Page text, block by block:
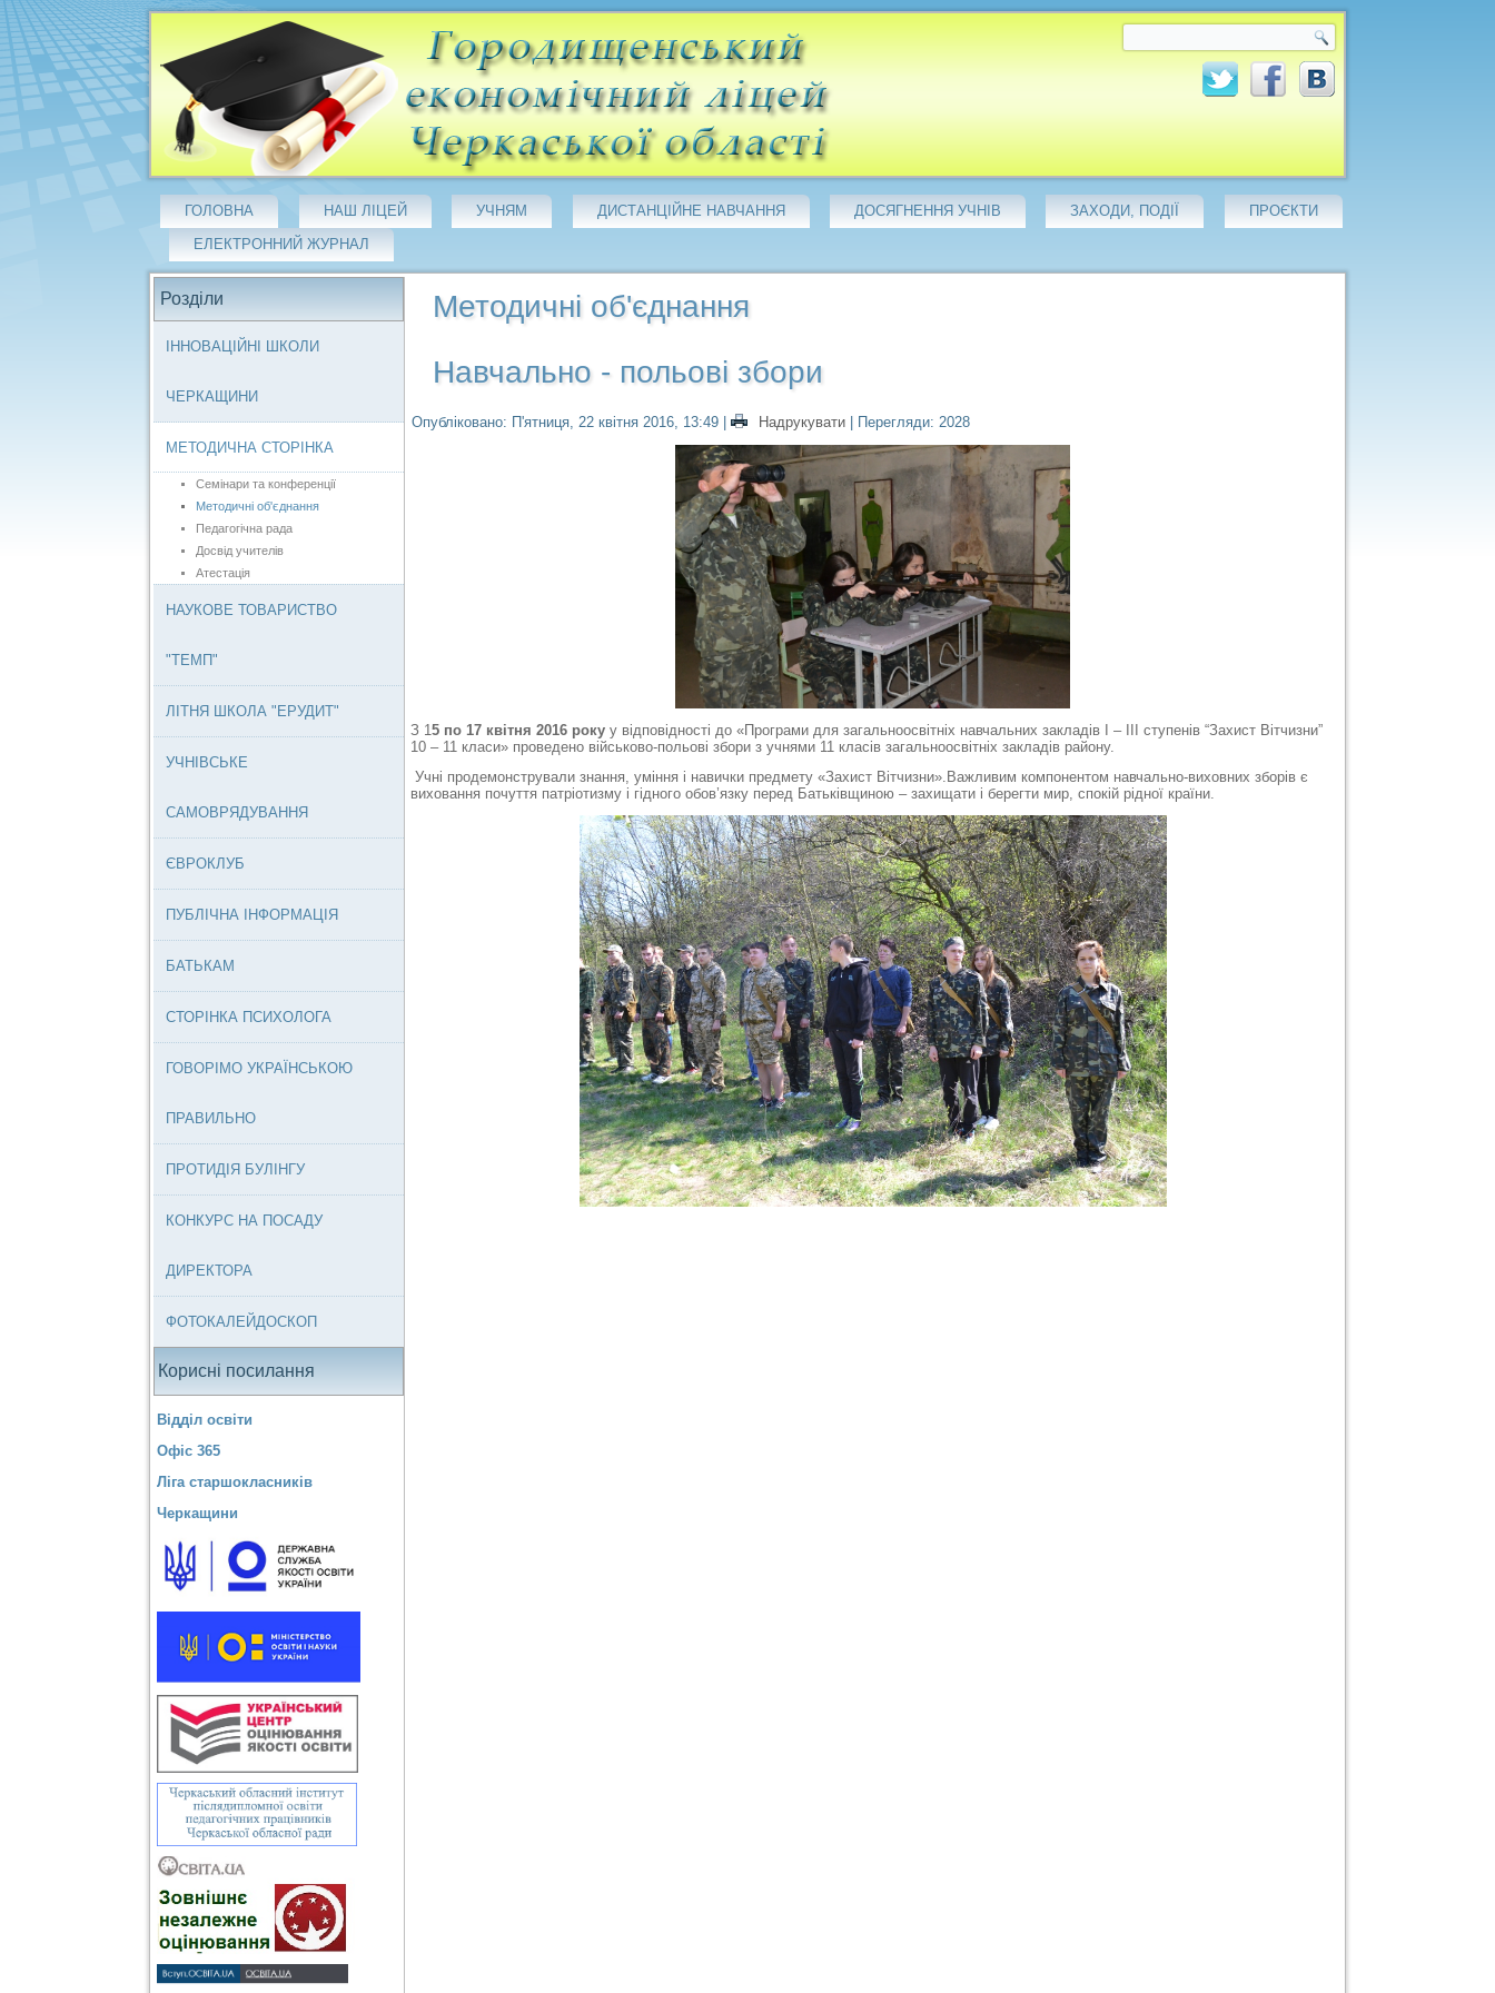
ГОЛОВНА НАШ ЛІЦЕЙ УЧНЯМ ДИСТАНЦІЙНЕ НАВЧАННЯ ДОСЯГНЕННЯ УЧНІВ ЗАХОДИ, ПОДІЇ
ПРОЄКТИ
ЕЛЕКТРОННИЙ ЖУРНАЛ
Розділи
ІННОВАЦІЙНІ ШКОЛИ
ЧЕРКАЩИНИ
МЕТОДИЧНА СТОРІНКА
Семінари та конференції
Методичні об'єднання
Педагогічна рада
Досвід учителів
Атестація
НАУКОВЕ ТОВАРИСТВО
"ТЕМП"
ЛІТНЯ ШКОЛА "ЕРУДИТ"
УЧНІВСЬКЕ
САМОВРЯДУВАННЯ
ЄВРОКЛУБ
ПУБЛІЧНА ІНФОРМАЦІЯ
БАТЬКАМ
СТОРІНКА ПСИХОЛОГА
ГОВОРІМО УКРАЇНСЬКОЮ
ПРАВИЛЬНО
ПРОТИДІЯ БУЛІНГУ
КОНКУРС НА ПОСАДУ
ДИРЕКТОРА
ФОТОКАЛЕЙДОСКОП
Корисні посилання
Відділ освіти
Офіс 365
Ліга старшокласників
Черкащини
Методичні об'єднання
Навчально - польові збори
Опубліковано: П'ятниця, 22 квітня 2016, 13:49 | Надрукувати | Перегляди: 2028
З 15 по 17 квітня 2016 року у відповідності до «Програми для загальноосвітніх навчальних закладів І – ІІІ ступенів “Захист Вітчизни”
10 – 11 класи» проведено військово-польові збори з учнями 11 класів загальноосвітніх закладів району.
Учні продемонстрували знання, уміння і навички предмету «Захист Вітчизни».Важливим компонентом навчально-виховних зборів є
виховання почуття патріотизму і гідного обов’язку перед Батьківщиною – захищати і берегти мир, спокій рідної країни.